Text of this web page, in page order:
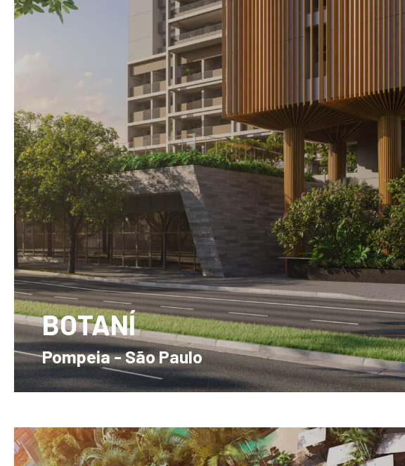
BOTANÍ
Pompeia - São Paulo
2 e 3 Dorms. | 1 ou 2 Suítes - 59m² a 198m²